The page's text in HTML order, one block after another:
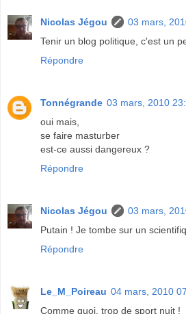
Nicolas Jégou
03 mars,
Tenir un blog politique, c'est un
Répondre
Tonnégrande 03 mars, 2010
oui mais,
se faire masturber
est-ce aussi dangereux ?
Répondre
Nicolas Jégou
03 mars,
Putain ! Je tombe sur un
Répondre
Le_M_Poireau 04 mars, 2010
Comme quoi, trop de sport nuit !